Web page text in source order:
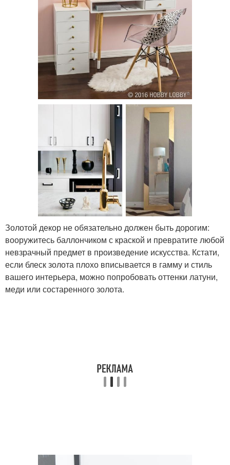
Золотой декор не обязательно должен быть дорогим:
вооружитесь баллончиком с краской и превратите любой
невзрачный предмет в произведение искусства. Кстати,
если блеск золота плохо вписывается в гамму и стиль
вашего интерьера, можно попробовать оттенки латуни,
меди или состаренного золота.